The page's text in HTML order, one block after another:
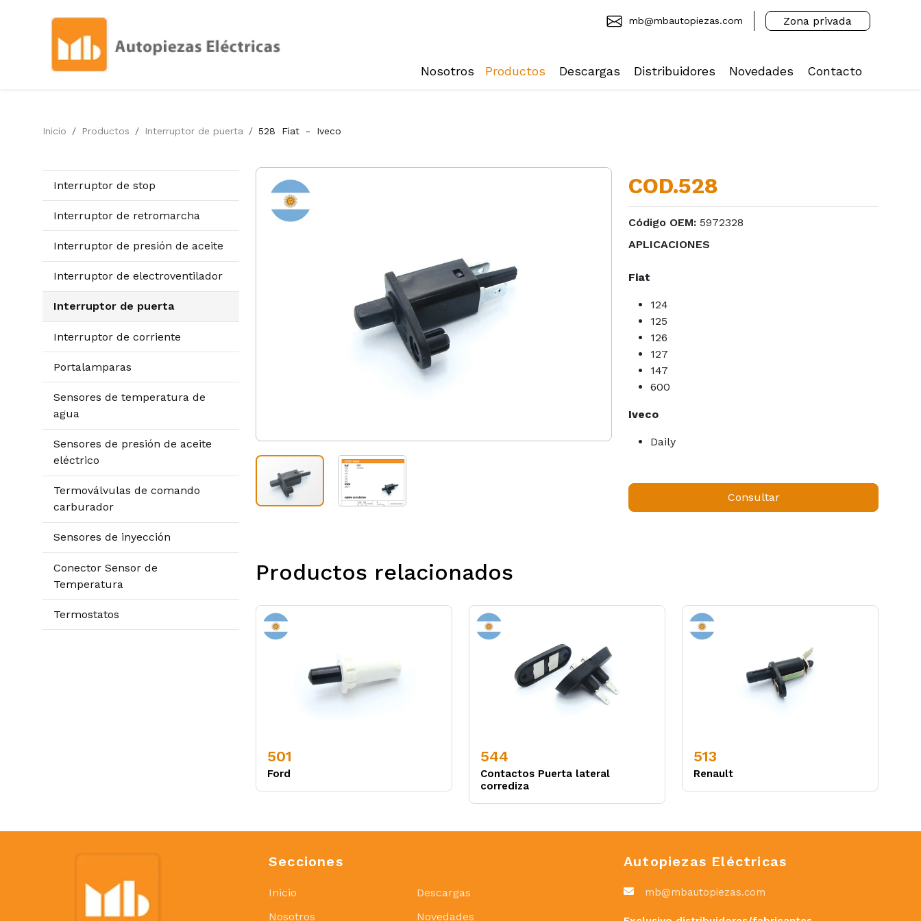
mb@mbautopiezas.com Zona privada
Nosotros Productos Descargas Distribuidores Novedades Contacto
Inicio Productos Interruptor de puerta 528 Fiat - Iveco
Interruptor de stop
Interruptor de retromarcha
Interruptor de presión de aceite
Interruptor de electroventilador
Interruptor de puerta
Interruptor de corriente
Portalamparas
Sensores de temperatura de
agua
Sensores de presión de aceite
eléctrico
Termoválvulas de comando
carburador
Sensores de inyección
Conector Sensor de
Temperatura
Termostatos
COD.528
Código OEM: 5972328
APLICACIONES
Fiat
124
125
126
127
147
600
Iveco
Daily
Consultar
Productos relacionados
501
Ford
544
Contactos Puerta lateral
corrediza
513
Renault
Secciones
Inicio
Nosotros
Descargas
Novedades
Autopiezas Eléctricas
mb@mbautopiezas.com